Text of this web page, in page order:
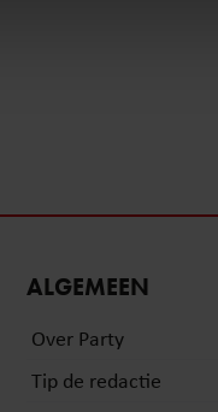
ALGEMEEN
Over Party
Tip de redactie